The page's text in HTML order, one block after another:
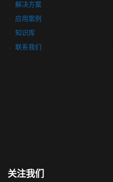
解决方案
应用案例
知识库
联系我们
关注我们